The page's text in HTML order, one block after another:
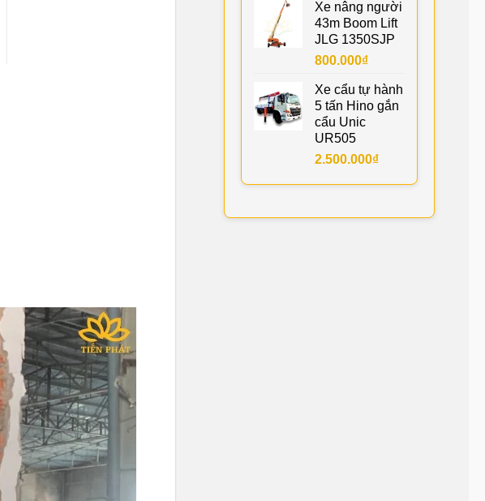
Xe nâng người
43m Boom Lift
JLG 1350SJP
800.000₫
Xe cẩu tự hành
5 tấn Hino gắn
cẩu Unic
UR505
2.500.000₫